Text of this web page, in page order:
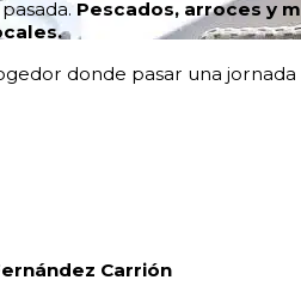
Pescados, arroces y
donde pasar una
Carrión